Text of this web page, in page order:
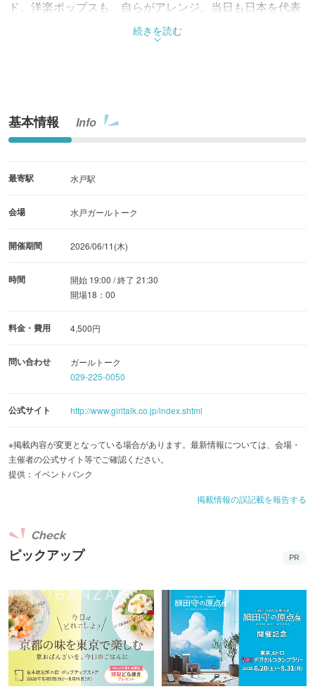
ド、洋楽ポップスも、自らがアレンジ。当日も日本を代表
する凄腕ミュージシャン達がサポート。MCの楽しさにも
定評あり。必見・必聴のライブ！しげのゆうこ/vo 生田さ
続きを読む
基本情報 Info
最寄駅 水戸駅
会場 水戸ガールトーク
開催期間 2026/06/11(木)
時間
開始 19:00 / 終了 21:30
開場18：00
料金・費用 4,500円
問い合わせ
ガールトーク
029-225-0050
公式サイト http://www.girltalk.co.jp/index.shtml
※掲載内容が変更となっている場合があります。最新情報については、会場・
主催者の公式サイト等でご確認ください。
提供：イベントバンク
掲載情報の誤記載を報告する
ピックアップ
Check
PR